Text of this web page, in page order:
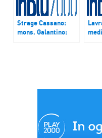
Strage Cassano:
mons. Galantino: